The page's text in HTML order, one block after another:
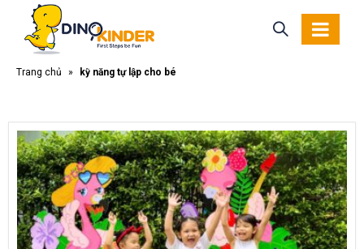
Trang chủ » kỹ năng tự lập cho bé